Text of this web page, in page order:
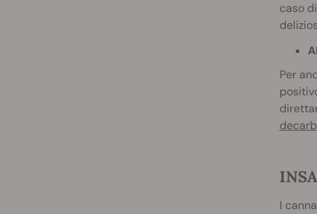
caso
Per
I